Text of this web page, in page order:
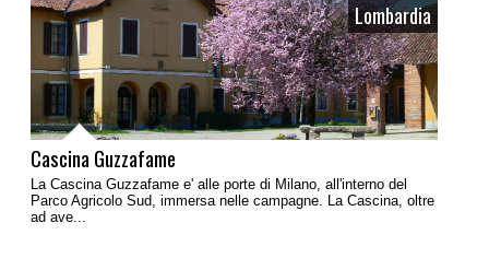
Lombardia
Cascina Guzzafame
La Cascina Guzzafame e' alle porte di Milano, all'interno del
Parco Agricolo Sud, immersa nelle campagne. La Cascina, oltre
ad ave...